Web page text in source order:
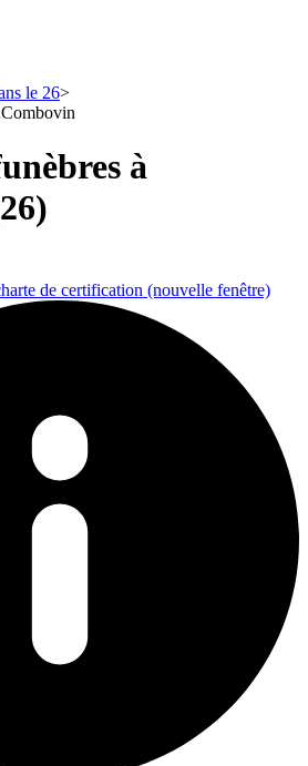
le 26
à
de certification (nouvelle fenêtre)